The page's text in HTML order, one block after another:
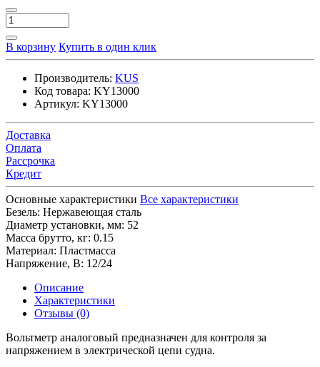
В корзину Купить в один клик
Производитель: KUS
Код товара: KY13000
Артикул: KY13000
Доставка
Оплата
Рассрочка
Кредит
Основные характеристики Все характеристики
Безель: Нержавеющая сталь
Диаметр установки, мм: 52
Масса брутто, кг: 0.15
Материал: Пластмасса
Напряжение, В: 12/24
Описание
Характеристики
Отзывы (0)
Вольтметр аналоговый предназначен для контроля за
напряжением в электрической цепи судна.